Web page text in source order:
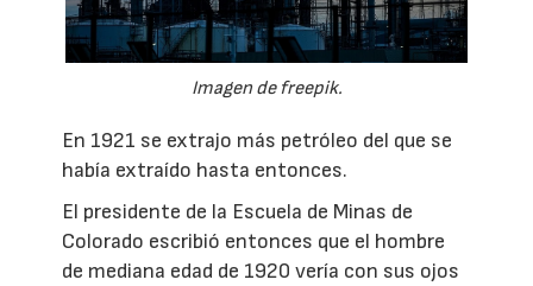
Imagen de freepik.
En 1921 se extrajo más petróleo del que se
había extraído hasta entonces.
El presidente de la Escuela de Minas de
Colorado escribió entonces que el hombre
de mediana edad de 1920 vería con sus ojos